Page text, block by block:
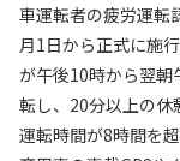
車運転者の疲労運
月1日から正式に施
が午後10時から翌朝
転し、20分以上の
運転時間が8時間を